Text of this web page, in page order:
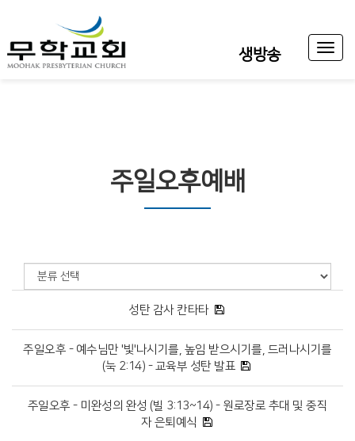
생방송
Toggle
주일오후예배
성탄 감사 칸타타
주일오후 - 예수님만 '빛'나시기를, 높임 받으시기를, 드러나시기를
(눅 2:14) - 교육부 성탄 발표
주일오후 - 미완성의 완성 (빌 3:13~14) - 원로장로 추대 및 중직
자 은퇴예식